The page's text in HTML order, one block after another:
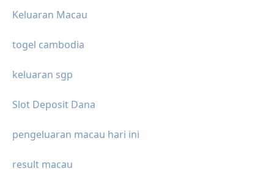
Keluaran Macau
togel cambodia
keluaran sgp
Slot Deposit Dana
pengeluaran macau hari ini
result macau